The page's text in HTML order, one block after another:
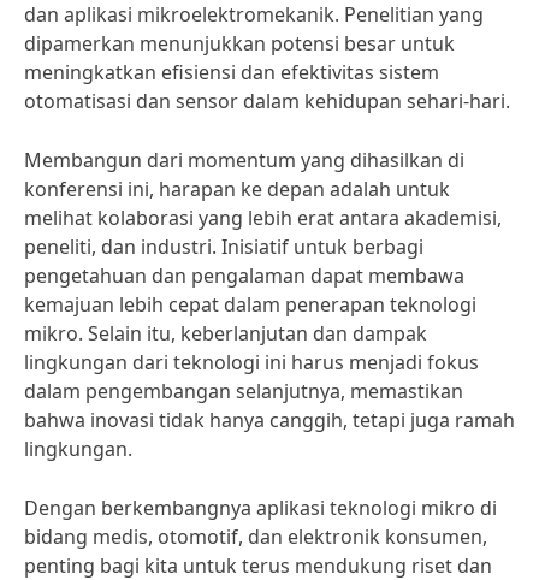
dan aplikasi mikroelektromekanik. Penelitian yang
dipamerkan menunjukkan potensi besar untuk
meningkatkan efisiensi dan efektivitas sistem
otomatisasi dan sensor dalam kehidupan sehari-hari.
Membangun dari momentum yang dihasilkan di
konferensi ini, harapan ke depan adalah untuk
melihat kolaborasi yang lebih erat antara akademisi,
peneliti, dan industri. Inisiatif untuk berbagi
pengetahuan dan pengalaman dapat membawa
kemajuan lebih cepat dalam penerapan teknologi
mikro. Selain itu, keberlanjutan dan dampak
lingkungan dari teknologi ini harus menjadi fokus
dalam pengembangan selanjutnya, memastikan
bahwa inovasi tidak hanya canggih, tetapi juga ramah
lingkungan.
Dengan berkembangnya aplikasi teknologi mikro di
bidang medis, otomotif, dan elektronik konsumen,
penting bagi kita untuk terus mendukung riset dan